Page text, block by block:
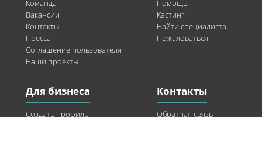
Команда
Вакансии
Контакты
Пресса
Соглашение пользователя
Наши проекты
Помощь
Кастинг
Найти специалиста
Пожаловаться
Для бизнеса
Создать профиль
Контакты
Обратная связь